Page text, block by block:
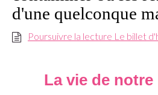
d'une quelconque
Poursuivre la lecture Le billet
La vie de notre